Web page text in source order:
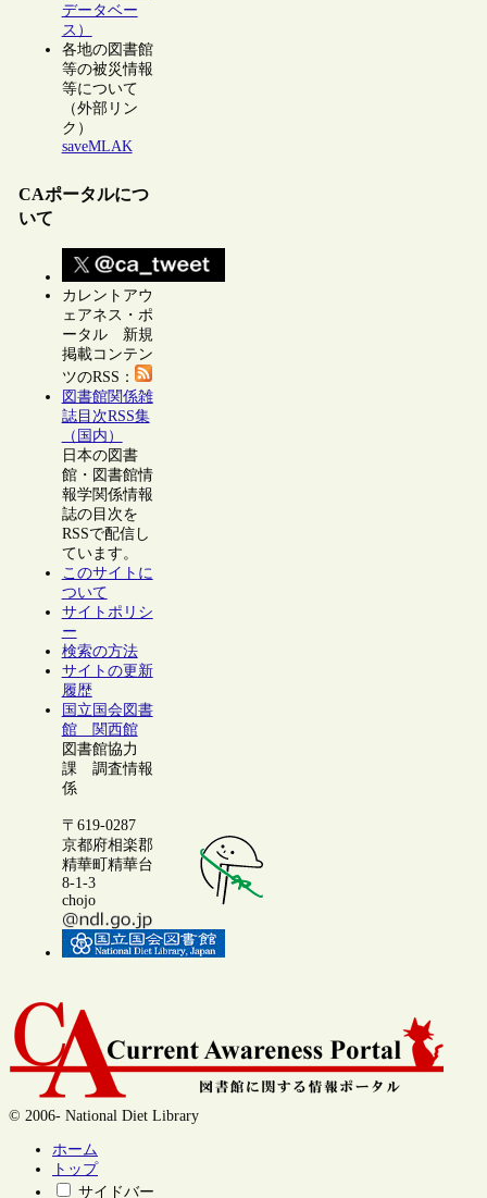
データベー
ス）
各地の図書館
等の被災情報
等について
（外部リン
ク）
saveMLAK
CAポータルにつ
いて
カレントアウ
ェアネス・ポ
ータル 新規
掲載コンテン
ツのRSS：
図書館関係雑
誌目次RSS集
（国内）
日本の図書
館・図書館情
報学関係情報
誌の目次を
RSSで配信し
ています。
このサイトに
ついて
サイトポリシ
ー
検索の方法
サイトの更新
履歴
国立国会図書
館 関西館
図書館協力
課 調査情報
係
〒619-0287
京都府相楽郡
精華町精華台
8-1-3
chojo
© 2006- National Diet Library
ホーム
トップ
サイドバー